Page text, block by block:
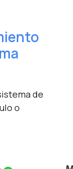
de
o